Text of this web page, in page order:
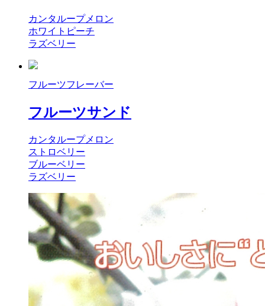
カンタループメロン
ホワイトピーチ
ラズベリー
フルーツフレーバー
フルーツサンド
カンタループメロン
ストロベリー
ブルーベリー
ラズベリー